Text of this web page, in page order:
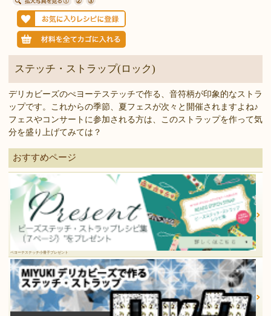
ステッチ・ストラップ(ロック)
デリカビーズのぺヨーテステッチで作る、音符柄が印象的なストラ
ップです。これからの季節、夏フェスが次々と開催されますよね♪
フェスやコンサートに参加される方は、このストラップを作って気
分を盛り上げてみては？
おすすめページ
ペヨーテステッチ小冊子プレゼント